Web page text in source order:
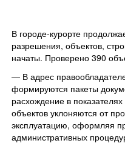
В городе-курорте
разрешения, объектов,
начаты. Проверено 390
— В адрес
формируются пакеты
расхождение в
объектов уклоняются от
эксплуатацию, оформляя
административных